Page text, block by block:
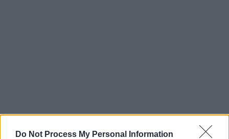
Do Not Process My Personal Information